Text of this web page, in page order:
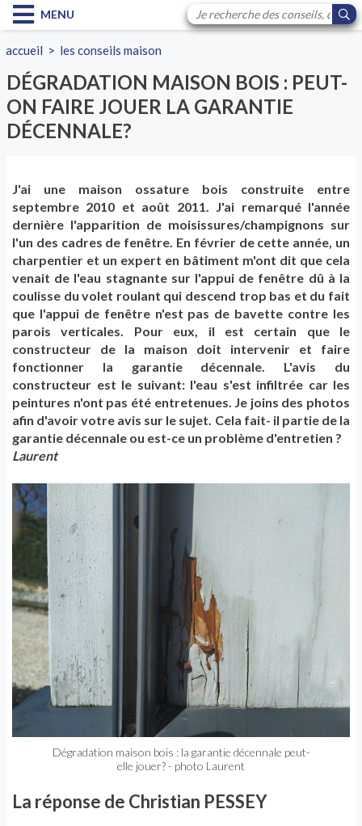
MENU
accueil > les conseils maison
DÉGRADATION MAISON BOIS : PEUT-
ON FAIRE JOUER LA GARANTIE
DÉCENNALE?
J'ai une maison ossature bois construite entre
septembre 2010 et août 2011. J'ai remarqué l'année
dernière l'apparition de moisissures/champignons sur
l'un des cadres de fenêtre. En février de cette année, un
charpentier et un expert en bâtiment m'ont dit que cela
venait de l'eau stagnante sur l'appui de fenêtre dû à la
coulisse du volet roulant qui descend trop bas et du fait
que l'appui de fenêtre n'est pas de bavette contre les
parois verticales. Pour eux, il est certain que le
constructeur de la maison doit intervenir et faire
fonctionner la garantie décennale. L'avis du
constructeur est le suivant: l'eau s'est infiltrée car les
peintures n'ont pas été entretenues. Je joins des photos
afin d'avoir votre avis sur le sujet. Cela fait- il partie de la
garantie décennale ou est-ce un problème d'entretien ?
Laurent
Dégradation maison bois : la garantie décennale peut-
elle jouer? - photo Laurent
La réponse de Christian PESSEY